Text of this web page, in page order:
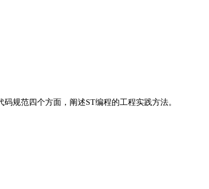
规范四个方面，阐述ST编程的工程实践方法。